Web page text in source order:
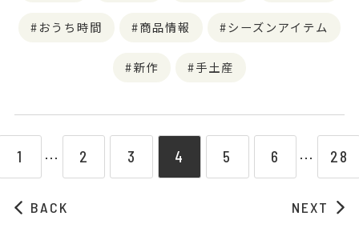
おうち時間 商品情報 シーズンアイテム
新作 手土産
BACK
1 ⋯ 2 3 4 5 6 ⋯ 28
NEXT